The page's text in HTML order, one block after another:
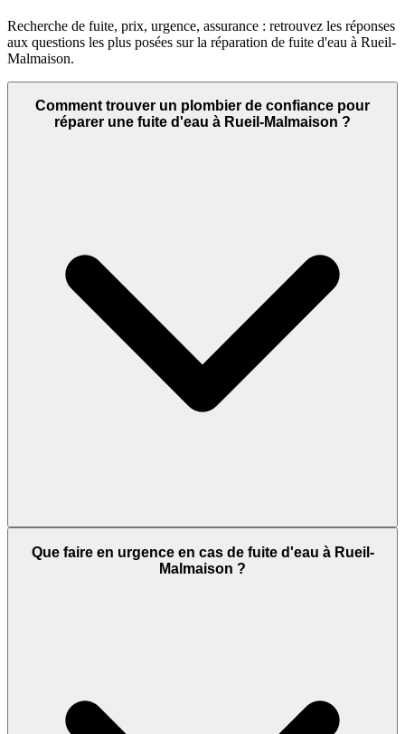
Recherche de fuite, prix, urgence, assurance : retrouvez les réponses
aux questions les plus posées sur la réparation de fuite d'eau à Rueil-
Malmaison.
Comment trouver un plombier de confiance pour
réparer une fuite d'eau à Rueil-Malmaison ?
Que faire en urgence en cas de fuite d'eau à Rueil-
Malmaison ?